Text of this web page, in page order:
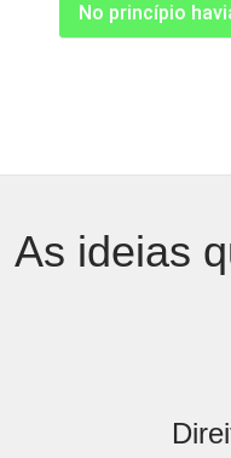
No princípio
As ideias